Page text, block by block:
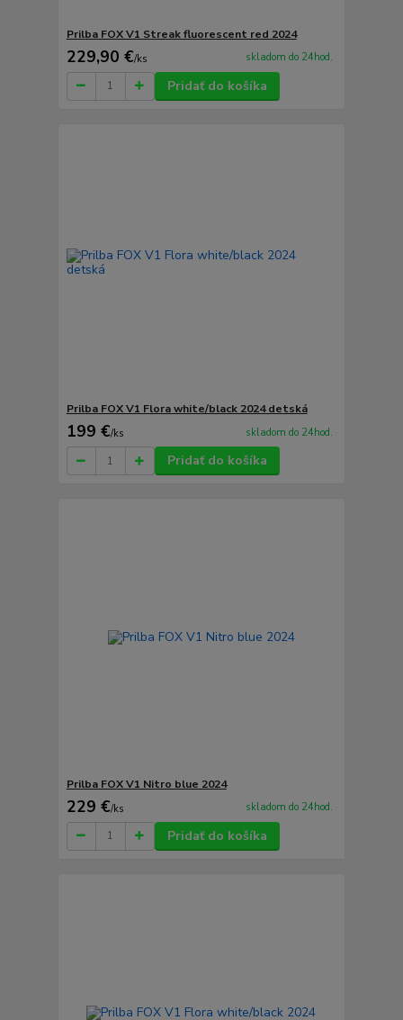
Prilba FOX V1 Streak fluorescent red 2024
229,90 €/ks skladom do 24hod.
Pridať do košíka
Prilba FOX V1 Flora white/black 2024 detská
199 €/ks skladom do 24hod.
Pridať do košíka
Prilba FOX V1 Nitro blue 2024
229 €/ks skladom do 24hod.
Pridať do košíka